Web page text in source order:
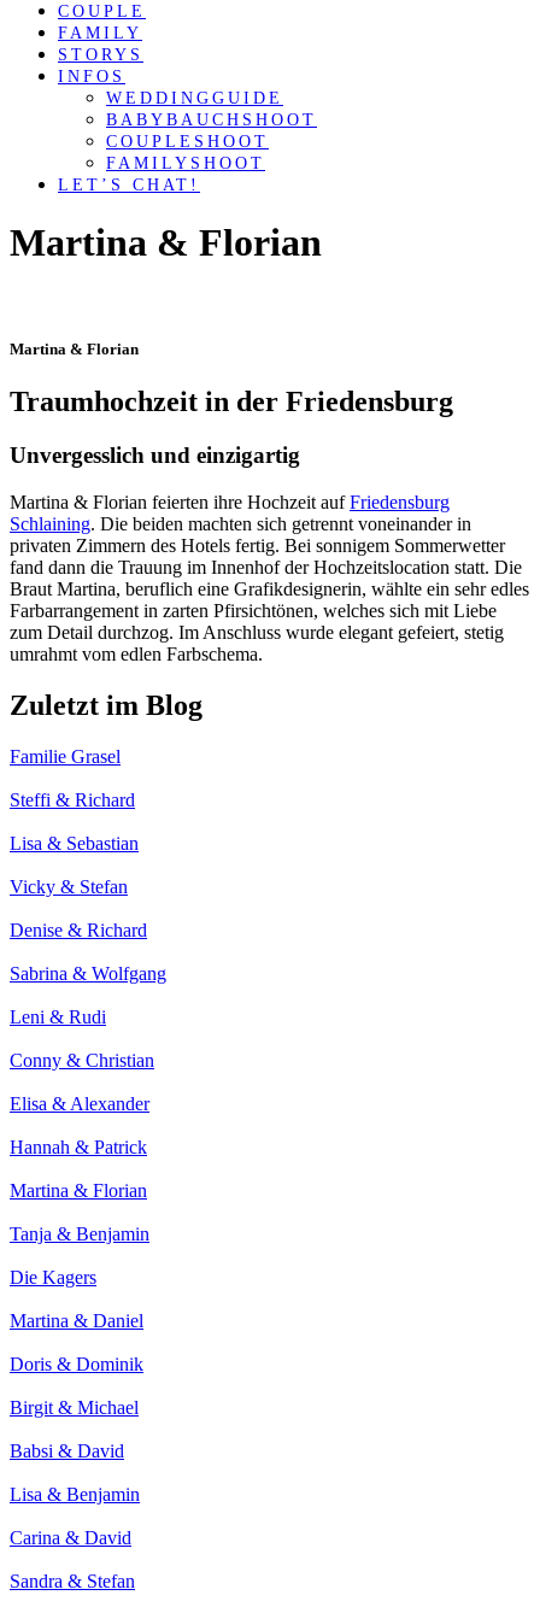
COUPLE
FAMILY
STORYS
INFOS
WEDDINGGUIDE
BABYBAUCHSHOOT
COUPLESHOOT
FAMILYSHOOT
LET’S CHAT!
Martina & Florian
Martina & Florian
Traumhochzeit in der Friedensburg
Unvergesslich und einzigartig
Martina & Florian feierten ihre Hochzeit aufFriedensburg
Schlaining. Die beiden machten sich getrennt voneinander in
privaten Zimmern des Hotels fertig. Bei sonnigem Sommerwetter
fand dann die Trauung im Innenhof der Hochzeitslocation statt. Die
Braut Martina, beruflich eine Grafikdesignerin, wählte ein sehr edles
Farbarrangement in zarten Pfirsichtönen, welches sich mit Liebe
zum Detail durchzog. Im Anschluss wurde elegant gefeiert, stetig
umrahmt vom edlen Farbschema.
Zuletzt im Blog
Familie Grasel
Steffi & Richard
Lisa & Sebastian
Vicky & Stefan
Denise & Richard
Sabrina & Wolfgang
Leni & Rudi
Conny & Christian
Elisa & Alexander
Hannah & Patrick
Martina & Florian
Tanja & Benjamin
Die Kagers
Martina & Daniel
Doris & Dominik
Birgit & Michael
Babsi & David
Lisa & Benjamin
Carina & David
Sandra & Stefan